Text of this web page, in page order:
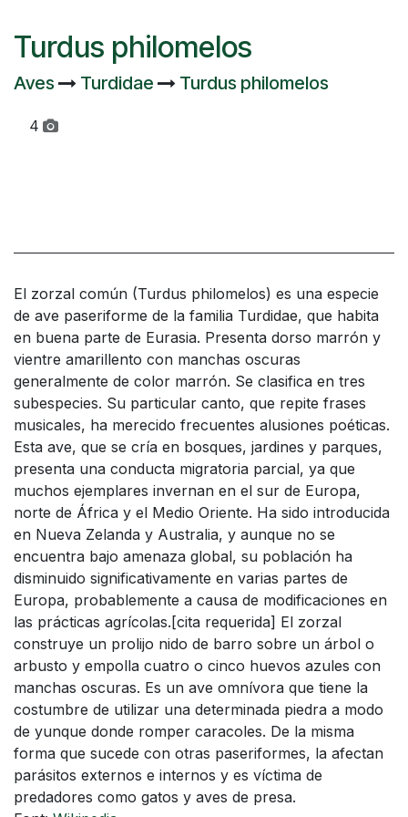
Turdus philomelos
Aves Turdidae Turdus philomelos
4
El zorzal común (Turdus philomelos) es una especie
de ave paseriforme de la familia Turdidae, que habita
en buena parte de Eurasia. Presenta dorso marrón y
vientre amarillento con manchas oscuras
generalmente de color marrón. Se clasifica en tres
subespecies. Su particular canto, que repite frases
musicales, ha merecido frecuentes alusiones poéticas.
Esta ave, que se cría en bosques, jardines y parques,
presenta una conducta migratoria parcial, ya que
muchos ejemplares invernan en el sur de Europa,
norte de África y el Medio Oriente. Ha sido introducida
en Nueva Zelanda y Australia, y aunque no se
encuentra bajo amenaza global, su población ha
disminuido significativamente en varias partes de
Europa, probablemente a causa de modificaciones en
las prácticas agrícolas.[cita requerida] El zorzal
construye un prolijo nido de barro sobre un árbol o
arbusto y empolla cuatro o cinco huevos azules con
manchas oscuras. Es un ave omnívora que tiene la
costumbre de utilizar una determinada piedra a modo
de yunque donde romper caracoles. De la misma
forma que sucede con otras paseriformes, la afectan
parásitos externos e internos y es víctima de
predadores como gatos y aves de presa.